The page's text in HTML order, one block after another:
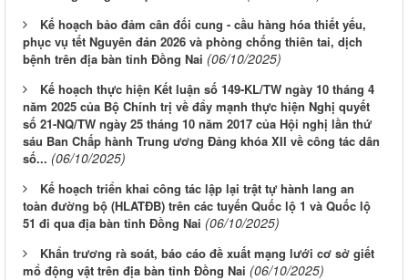
Kế hoạch bảo đảm cân đối cung - cầu hàng hóa thiết yếu,
phục vụ tết Nguyên đán 2026 và phòng chống thiên tai, dịch
bệnh trên địa bàn tỉnh Đồng Nai (06/10/2025)
Kế hoạch thực hiện Kết luận số 149-KL/TW ngày 10 tháng 4
năm 2025 của Bộ Chính trị về đẩy mạnh thực hiện Nghị quyết
số 21-NQ/TW ngày 25 tháng 10 năm 2017 của Hội nghị lần thứ
sáu Ban Chấp hành Trung ương Đảng khóa XII về công tác dân
số... (06/10/2025)
Kế hoạch triển khai công tác lập lại trật tự hành lang an
toàn đường bộ (HLATĐB) trên các tuyến Quốc lộ 1 và Quốc lộ
51 đi qua địa bàn tỉnh Đồng Nai (06/10/2025)
Khẩn trương rà soát, báo cáo đề xuất mạng lưới cơ sở giết
mổ động vật trên địa bàn tỉnh Đồng Nai (06/10/2025)